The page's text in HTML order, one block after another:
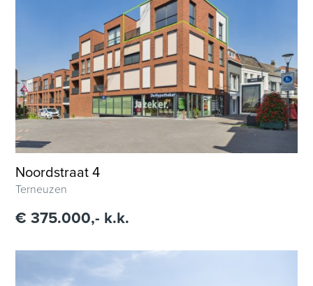
Noordstraat 4
Terneuzen
€ 375.000,- k.k.